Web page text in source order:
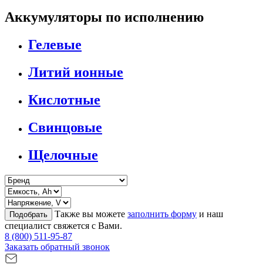
Аккумуляторы по исполнению
Гелевые
Литий ионные
Кислотные
Свинцовые
Щелочные
Подобрать Также вы можете заполнить форму и наш
специалист свяжется с Вами.
8 (800) 511-95-87
Заказать обратный звонок